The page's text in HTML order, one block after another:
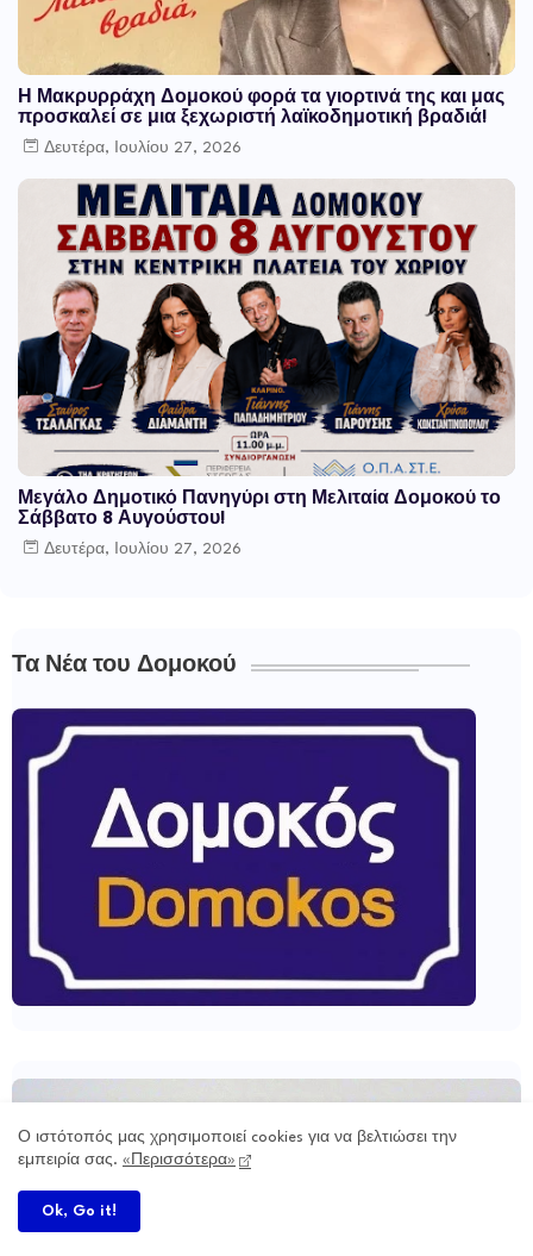
Η Μακρυρράχη Δομοκού φορά τα γιορτινά της και μας
προσκαλεί σε μια ξεχωριστή λαϊκοδημοτική βραδιά!
Δευτέρα, Ιουλίου 27, 2026
Μεγάλο Δημοτικό Πανηγύρι στη Μελιταία Δομοκού το
Σάββατο 8 Αυγούστου!
Δευτέρα, Ιουλίου 27, 2026
Τα Νέα του Δομοκού
Ο ιστότοπός μας χρησιμοποιεί cookies για να βελτιώσει την
εμπειρία σας. «Περισσότερα»
Ok, Go it!